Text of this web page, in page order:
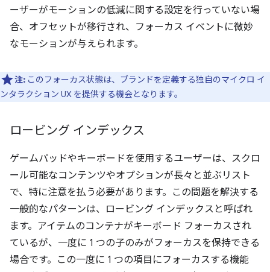
ーザーがモーションの低減に関する設定を行っていない場
合、オフセットが移行され、フォーカス イベントに微妙
なモーションが与えられます。
注: このフォーカス状態は、ブランドを定義する独自のマイクロ イ
ンタラクション UX を提供する機会となります。
ロービング インデックス
ゲームパッドやキーボードを使用するユーザーは、スクロ
ール可能なコンテンツやオプションが長々と並ぶリスト
で、特に注意を払う必要があります。この問題を解決する
一般的なパターンは、ロービング インデックスと呼ばれ
ます。 アイテムのコンテナがキーボード フォーカスされ
ているが、一度に 1 つの子のみがフォーカスを保持できる
場合です。この一度に 1 つの項目にフォーカスする機能